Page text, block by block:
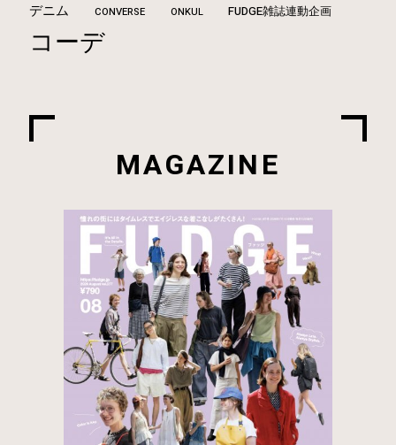
デニム CONVERSE ONKUL FUDGE雑誌連動企画
コーデ
MAGAZINE